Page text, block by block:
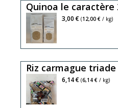
Quinoa le caractère
3,00 € (12,00 € / kg)
Riz carmague
6,14 € (6,14 € / kg)